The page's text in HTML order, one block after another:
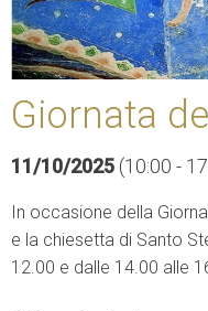
Giornata
11/10/2025 (10:00 -
In occasione della
e la chiesetta di Santo
12.00 e dalle 14.00 alle